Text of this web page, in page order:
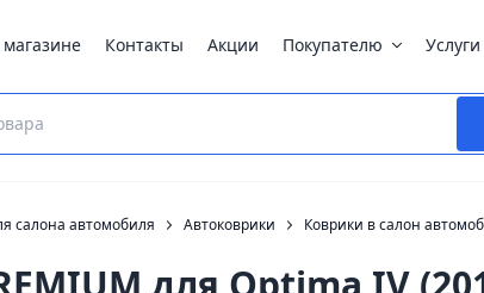
Контакты Акции Покупателю Услуги
салона автомобиля Автоковрики Коврики в салон